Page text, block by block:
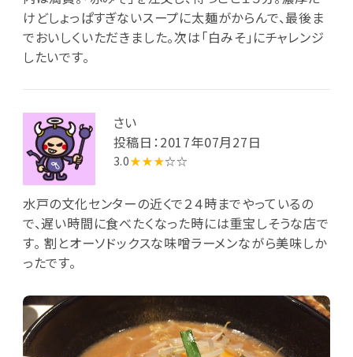
けどしょっぱすぎないスープに太麺がからんで、最後ま
でおいしくいただきました。次は「白みそ」にチャレンジ
したいです。
さい
投稿日：2017年07月27日
3.0★★★☆☆
水戸の文化センターの近くで２４時までやっているの
で、遅い時間に食べたくなった時には重宝しそうな店で
す。 割とオーソドックスな味噌ラーメンながら美味しか
ったです。